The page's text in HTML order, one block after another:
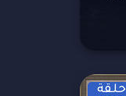
حلقة